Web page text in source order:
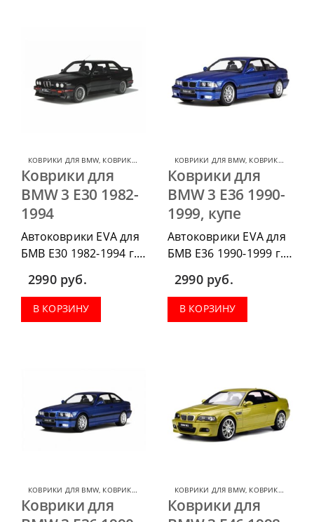
КОВРИКИ ДЛЯ BMW, КОВРИКИ ДЛЯ BMW 3 SERIES
Коврики для
BMW 3 E30 1982-
1994
Автоковрики EVA для
БМВ Е30 1982-1994 г.в.
комплектации:
водительский коврик,
комплект передних,
2990 руб.
В КОРЗИНУ
КОВРИКИ ДЛЯ BMW, КОВРИКИ ДЛЯ BMW 3 SERIES
Коврики для
BMW 3 E36 1990-
1999, купе
Автоковрики EVA для
БМВ Е36 1990-1999 г.в.
приобрести в
комплектации:
водительский коврик,
2990 руб.
В КОРЗИНУ
КОВРИКИ ДЛЯ BMW, КОВРИКИ ДЛЯ BMW 3 SERIES
Коврики для
КОВРИКИ ДЛЯ BMW, КОВРИКИ ДЛЯ BMW 3 SERIES
Коврики для